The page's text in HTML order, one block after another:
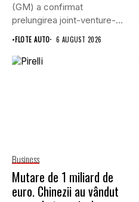
(GM) a confirmat
prelungirea joint-venture-
ului său cu grupul chinez...
•FLOTE AUTO 6 AUGUST 2026
Business
Mutare de 1 miliard de
euro. Chinezii au vândut